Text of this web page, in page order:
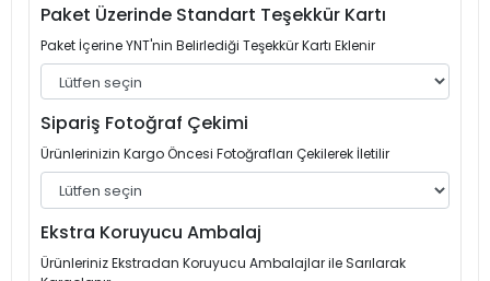
Paket Üzerinde Standart Teşekkür Kartı
Paket İçerine YNT'nin Belirlediği Teşekkür Kartı Eklenir
Sipariş Fotoğraf Çekimi
Ürünlerinizin Kargo Öncesi Fotoğrafları Çekilerek İletilir
Ekstra Koruyucu Ambalaj
Ürünleriniz Ekstradan Koruyucu Ambalajlar ile Sarılarak